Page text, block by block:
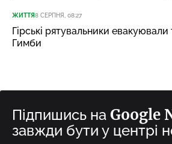
ЖИТТЯ8 СЕРПНЯ, 08:27
Гірські рятувальники
Гимби
Підпишись на Google
завжди бути у центрі